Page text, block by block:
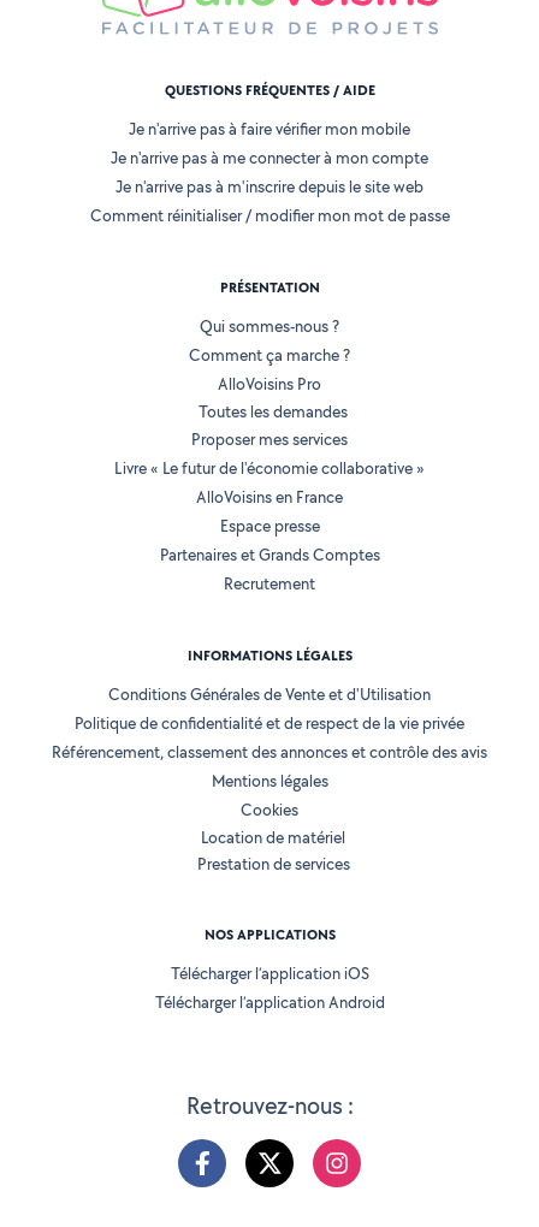
Retrouvez-nous :
QUESTIONS FRÉQUENTES / AIDE
Je n'arrive pas à faire vérifier mon mobile
Je n'arrive pas à me connecter à mon compte
Je n'arrive pas à m'inscrire depuis le site web
Comment réinitialiser / modifier mon mot de passe
PRÉSENTATION
Qui sommes-nous ?
Comment ça marche ?
AlloVoisins Pro
Toutes les demandes
Proposer mes services
Livre « Le futur de l'économie collaborative »
AlloVoisins en France
Espace presse
Partenaires et Grands Comptes
Recrutement
INFORMATIONS LÉGALES
Conditions Générales de Vente et d'Utilisation
Politique de confidentialité et de respect de la vie privée
Référencement, classement des annonces et contrôle des avis
Mentions légales
Cookies
Location de matériel
Prestation de services
NOS APPLICATIONS
Télécharger l’application iOS
Télécharger l’application Android